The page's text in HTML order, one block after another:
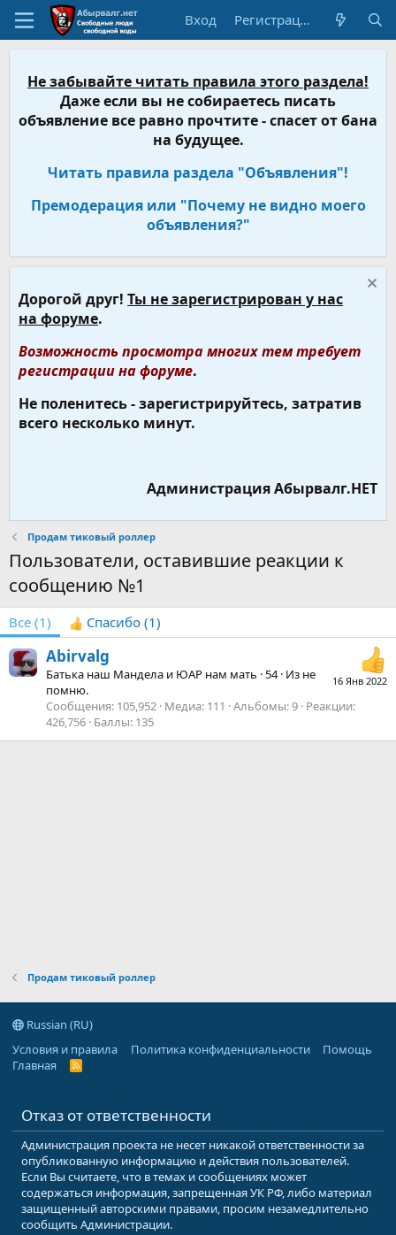
Вход Регистрация
Не забывайте читать правила этого раздела!
Даже если вы не собираетесь писать
объявление все равно прочтите - спасет от бана
на будущее.
Читать правила раздела "Объявления"!
Премодерация или "Почему не видно моего
объявления?"
Дорогой друг! Ты не зарегистрирован у нас
на форуме.
Возможность просмотра многих тем требует
регистрации на форуме.
Не поленитесь - зарегистрируйтесь, затратив
всего несколько минут.
Администрация Абырвалг.НЕТ
Продам тиковый роллер
Пользователи, оставившие реакции к
сообщению №1
Все (1) Спасибо (1)
16 Янв 2022
Abirvalg
Батька наш Мандела и ЮАР нам мать ·54· Из не
помню.
Сообщения 105,952 Медиа 111 Альбомы 9 Реакции
426,756 Баллы 135
Продам тиковый роллер
Russian (RU)
Условия и правила
Политика конфиденциальности
Помощь
Главная
R
Отказ от ответственности
Администрация проекта не несет никакой ответственности за
опубликованную информацию и действия пользователей.
Если Вы считаете, что в темах и сообщениях может
содержаться информация, запрещенная УК РФ, либо материал
защищенный авторскими правами, просим незамедлительно
сообщить Администрации.